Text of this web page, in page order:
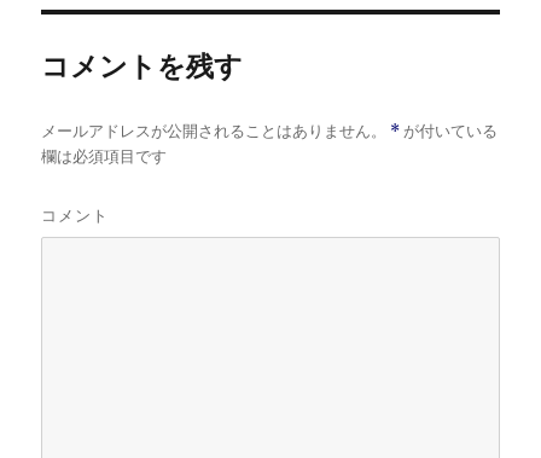
コメントを残す
メールアドレスが公開されることはありません。 * が付いている
欄は必須項目です
コメント